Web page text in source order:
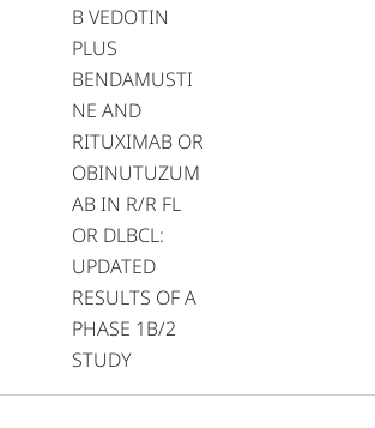
B VEDOTIN
PLUS
BENDAMUSTI
NE AND
RITUXIMAB OR
OBINUTUZUM
AB IN R/R FL
OR DLBCL:
UPDATED
RESULTS OF A
PHASE 1B/2
STUDY